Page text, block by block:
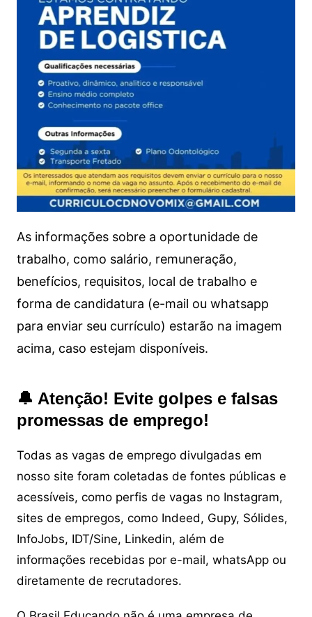
As informações sobre a oportunidade de
trabalho, como salário, remuneração,
benefícios, requisitos, local de trabalho e
forma de candidatura (e-mail ou whatsapp
para enviar seu currículo) estarão na imagem
acima, caso estejam disponíveis.
🔔 Atenção! Evite golpes e falsas
promessas de emprego!
Todas as vagas de emprego divulgadas em
nosso site foram coletadas de fontes públicas e
acessíveis, como perfis de vagas no Instagram,
sites de empregos, como Indeed, Gupy, Sólides,
InfoJobs, IDT/Sine, Linkedin, além de
informações recebidas por e-mail, whatsApp ou
diretamente de recrutadores.